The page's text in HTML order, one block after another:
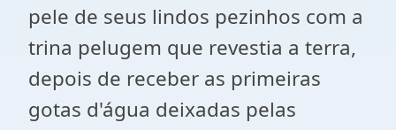
pele de seus lindos pezinhos com a
trina pelugem que revestia a terra,
depois de receber as primeiras
gotas d'água deixadas pelas